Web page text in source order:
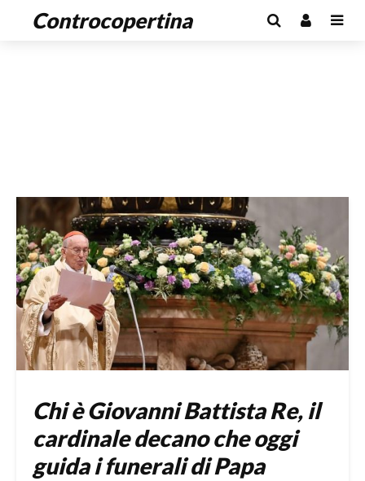
Controcopertina
Chi è Giovanni Battista Re, il
cardinale decano che oggi
guida i funerali di Papa